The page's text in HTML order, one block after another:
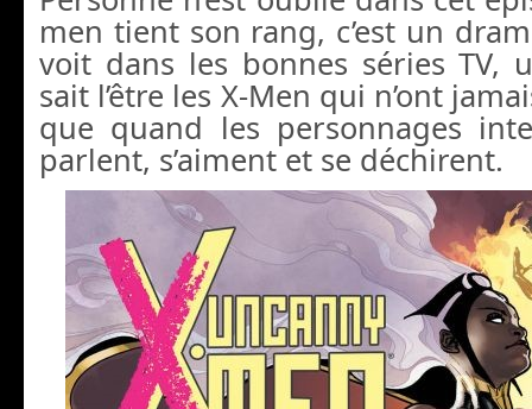
men tient son rang, c’est un
voit dans les bonnes séries TV,
sait l’être les X-Men qui n’ont
que quand les personnages
parlent, s’aiment et se déchirent.